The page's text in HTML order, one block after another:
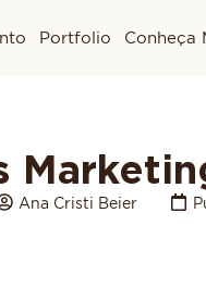
Portfolio Conheça
Ana Cristi Beier